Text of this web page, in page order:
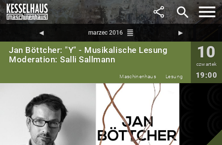
search
◀︎ marzec 2016 reorder ▶︎
Jan Böttcher: "Y" - Musikalische Lesung
Moderation: Salli Sallmann
10
czwartek
19:00
Maschinenhaus Lesung